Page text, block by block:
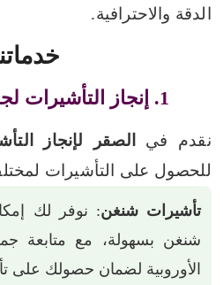
الدقة والاحترافية.
1. إنجاز التأشيرات لجميع دول العالم
نقدم في الصقر لإنجاز
للحصول على التأشيرات
تأشيرات شنغن: نوفر لك
شنغن بسهولة، مع متابعة
الأوروبية لضمان حصولك على